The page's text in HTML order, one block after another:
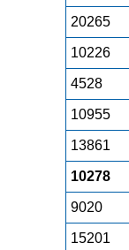
20265
10226
4528
10955
13861
10278
9020
15201